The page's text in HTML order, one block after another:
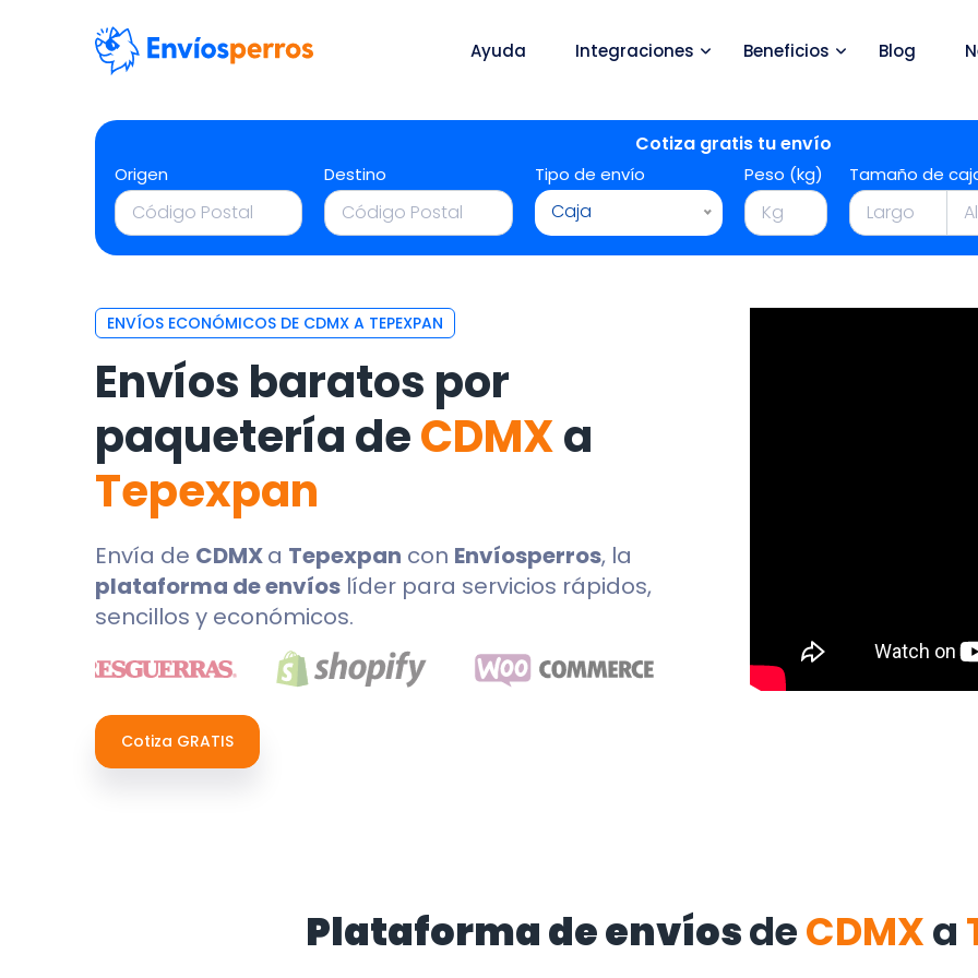
Ayuda Integraciones Beneficios Blog
Cotiza gratis tu envío
Origen Destino Tipo de envío
Caja
Peso (kg) Tamaño de
ENVÍOS ECONÓMICOS DE CDMX A TEPEXPAN
Envíos baratos por
paquetería deCDMXa
Tepexpan
Envía de CDMXa Tepexpan con Envíosperros, la
plataforma de envíos líder para servicios rápidos,
sencillos y económicos.
Cotiza GRATIS
Plataforma de envíosdeCDMXa